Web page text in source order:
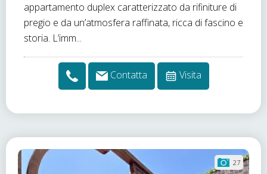
appartamento duplex caratterizzato da rifiniture di
pregio e da un’atmosfera raffinata, ricca di fascino e
storia. L’imm...
Contatta Visita
27